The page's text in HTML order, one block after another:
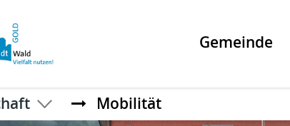
Gemeinde
Mobilität